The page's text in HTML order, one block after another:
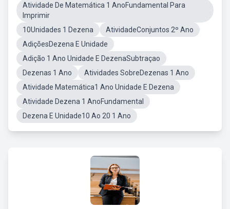
Atividade De Matemática 1 AnoFundamental Para
Imprimir
10Unidades 1 Dezena
AtividadeConjuntos 2º Ano
AdiçõesDezena E Unidade
Adição 1 Ano Unidade E DezenaSubtraçao
Dezenas 1 Ano
Atividades SobreDezenas 1 Ano
Atividade Matemática1 Ano Unidade E Dezena
Atividade Dezena 1 AnoFundamental
Dezena E Unidade10 Ao 20 1 Ano